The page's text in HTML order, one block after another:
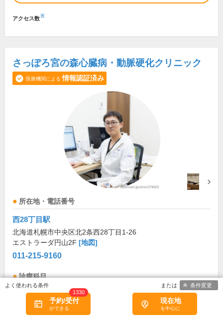
アクセス数※
さっぽろ宮の森心臓病・動脈硬化クリニック
医療機関による 情報認証済み
所在地・電話番号
西28丁目駅
北海道札幌市中央区北2条西28丁目1-26
エストラーダ円山2F [地図]
011-215-9160
診療科目
循環器内科 内科
診療/受付時間・休診日
予約/受付
1330
現在地
条件変更